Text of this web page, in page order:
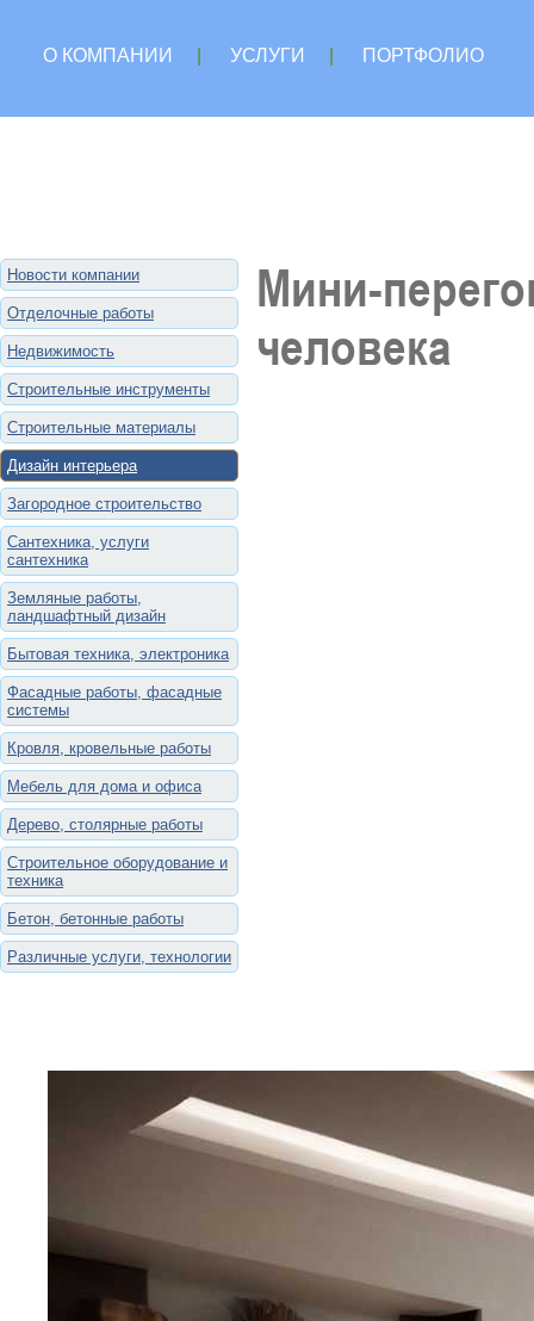
О КОМПАНИИ УСЛУГИ
ПОРТФОЛИО
Новости компании
Отделочные работы
Недвижимость
Строительные инструменты
Строительные материалы
Дизайн интерьера
Загородное строительство
Сантехника, услуги
сантехника
Земляные работы,
ландшафтный дизайн
Бытовая техника, электроника
Фасадные работы, фасадные
системы
Кровля, кровельные работы
Мебель для дома и офиса
Дерево, столярные работы
Строительное оборудование и
техника
Бетон, бетонные работы
Различные услуги, технологии
Мини-
человека